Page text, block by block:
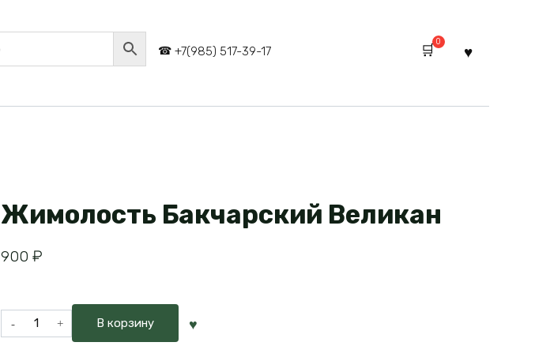
+7(985) 517-39-17
0
Жимолость Бакчарский Великан
900₽
Количество
товара
В корзину